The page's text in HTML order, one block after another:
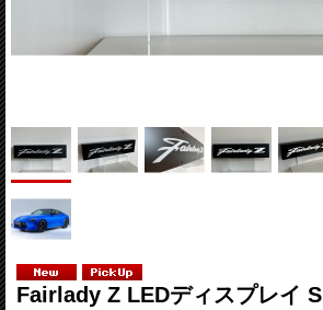
Fairlady Z LEDディスプレイ S